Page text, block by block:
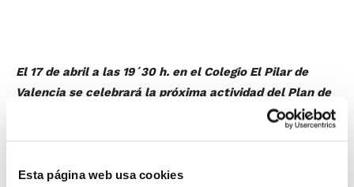
Esta página web usa cookies
El 17 de abril a las 19´30 h. en el Colegio El Pilar de
Valencia se celebrará la próxima actividad del Plan de
Formación Continua para entrenadores de la FBCV.
, ex-jugador y director deportivo de clubes
cobrando más importancia en el baloncesto de hoy: